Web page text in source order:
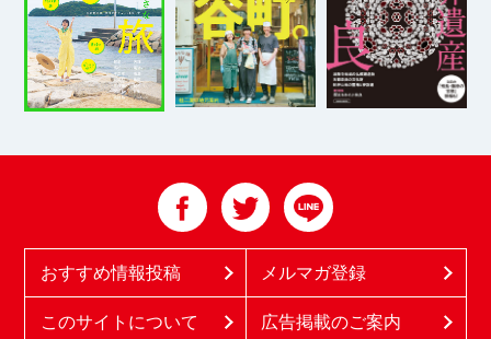
おすすめ情報投稿 メルマガ登録
このサイトについて 広告掲載のご案内